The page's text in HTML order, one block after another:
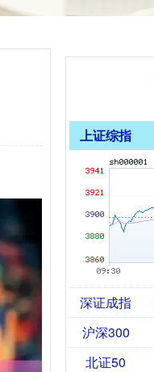
上证综指
深证成指
沪深300
北证50